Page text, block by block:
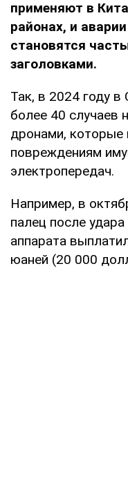
применяют в
районах, и
становятся
заголовками.
Так, в 2024 году
более 40 случаев
дронами, которые
повреждениям
электропередач.
Например, в
палец после
аппарата
юаней (20 000